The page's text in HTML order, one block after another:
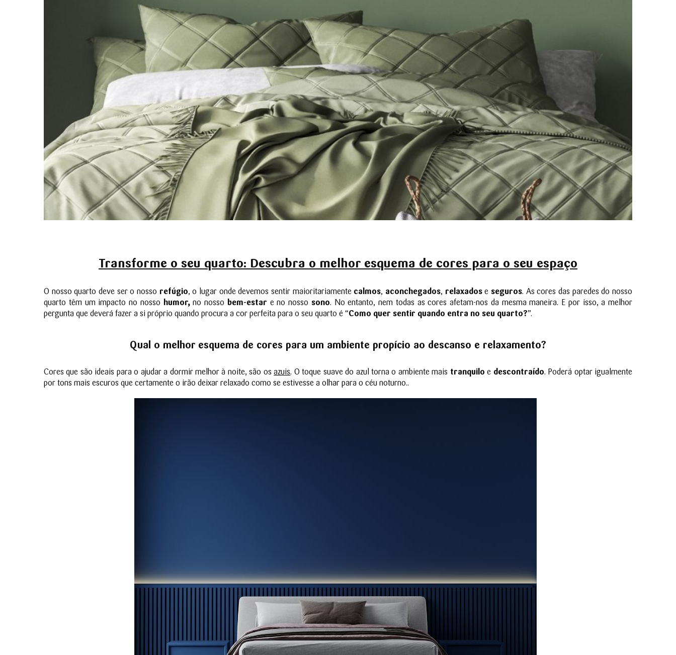
Transforme o seu quarto: Descubra o melhor esquema de cores para o seu espaço
O nosso quarto deve ser o nosso refúgio, o lugar onde devemos sentir maioritariamente calmos, aconchegados, relaxadose seguros. As cores das paredes do nosso
quarto têm um impacto no nosso humor,no nosso bem-estar e no nosso sono. No entanto, nem todas as cores afetam-nos da mesma maneira. E por isso, a melhor
pergunta que deverá fazer a si próprio quando procura a cor perfeita para o seu quarto é “Como quer sentir quando entra no seu quarto?”.
Qual o melhor esquema de cores para um ambiente propício ao descanso e relaxamento?
Cores que são ideais para o ajudar a dormir melhor à noite, são osazuis. O toque suave do azul torna o ambiente mais tranquilo e descontraído. Poderá optar igualmente
por tons mais escuros que certamente o irão deixar relaxado como se estivesse a olhar para o céu noturno..